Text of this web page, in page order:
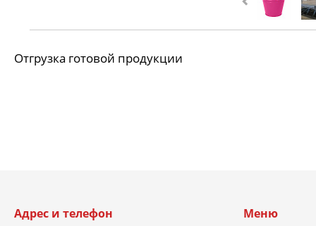
Отгрузка готовой продукции
Адрес и телефон Меню